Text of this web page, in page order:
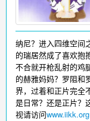
纳尼？进入四维空间
的瑞居然成了喜欢抱
不合就开枪乱射的鸡
的赫雅妈妈？罗阻
界，过着和正片完全
是日常？还是正片？
视请访问www.iikk.org